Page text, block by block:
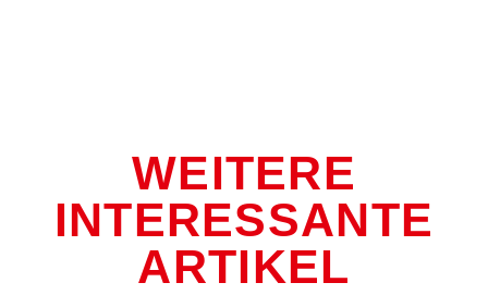
WEITERE
INTERESSANTE
ARTIKEL